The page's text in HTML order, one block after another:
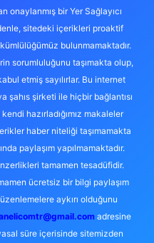
onaylanmış bir Yer Sağlayıcı
sitedeki içerikleri proaktif
bulunmamaktadır.
sorumluluğunu taşımakta olup,
etmiş sayılırlar. Bu internet
şahıs şirketi ile hiçbir bağlantısı
hazırladığımız makaleler
haber niteliği taşımamakta
paylaşım yapılmamaktadır.
tamamen tesadüfidir.
ücretsiz bir bilgi paylaşım
aykırı olduğunu
adresine
süre içerisinde sitemizden